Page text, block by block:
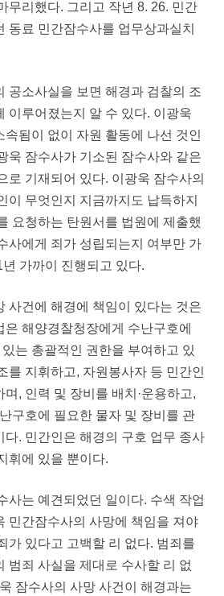
무리했다. 그리고 작년 8. 26. 민간
동료 민간잠수사를 업무상과실치
공소사실을 보면 해경과 검찰의 조
이루어졌는지 알 수 있다. 이광욱
속됨이 없이 자원 활동에 나선 것인
욱 잠수사가 기소된 잠수사와 같은
로 기재되어 있다. 이광욱 잠수사의
이 무엇인지 지금까지도 납득하지
요청하는 탄원서를 법원에 제출했
사에게 죄가 성립되는지 여부만 가
가까이 진행되고 있다.
사건에 해경에 책임이 있다는 것은
해양경찰청장에게 수난구호에
는 총괄적인 권한을 부여하고 있
를 지휘하고, 자원봉사자 등 민간인
, 인력 및 장비를 배치·운용하고,
구호에 필요한 물자 및 장비를 관
다. 민간인은 해경의 구호 업무 종사
휘에 있을 뿐이다.
사는 예견되었던 일이다. 수색 작업
민간잠수사의 사망에 책임을 져야
가 있다고 고백할 리 없다. 범죄를
범죄 사실을 제대로 수사할 리 없
잠수사의 사망 사건이 해경과는